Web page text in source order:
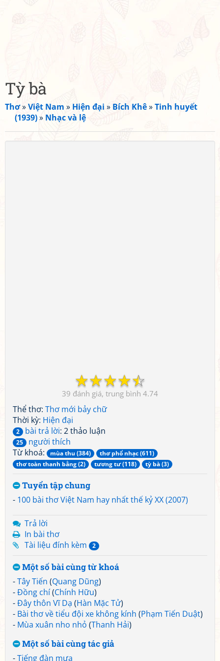
Tỳ bà
Thơ»Việt Nam » Hiện đại » Bích Khê»Tinh huyết
(1939)» Nhạc và lệ
☆
☆
☆
☆
☆
39 4.74
Thể thơ: Thơ mới bảy chữ
Thời kỳ: Hiện đại
2 bài trả lời: 2 thảo luận
25
người thích
Từ khoá:
mùa thu (384)
thơ phổ nhạc (611)
thơ toàn thanh bằng (2)
tương tư (118) tỳ bà (3)
Tuyển tập chung
- 100 bài thơ Việt Nam hay nhất thế kỷ XX (2007)
Trả lời
In bài thơ
Tài liệu đính kèm
2
Một số bài cùng từ khoá
-Tây Tiến (Quang Dũng)
-Đồng chí(Chính Hữu)
-Đây thôn Vĩ Dạ (Hàn Mặc Tử)
- Bài thơ về tiểu đội xe không kính (Phạm Tiến Duật)
- Mùa xuân nho nhỏ (Thanh Hải)
Một số bài cùng tác giả
-Tiếng đàn mưa